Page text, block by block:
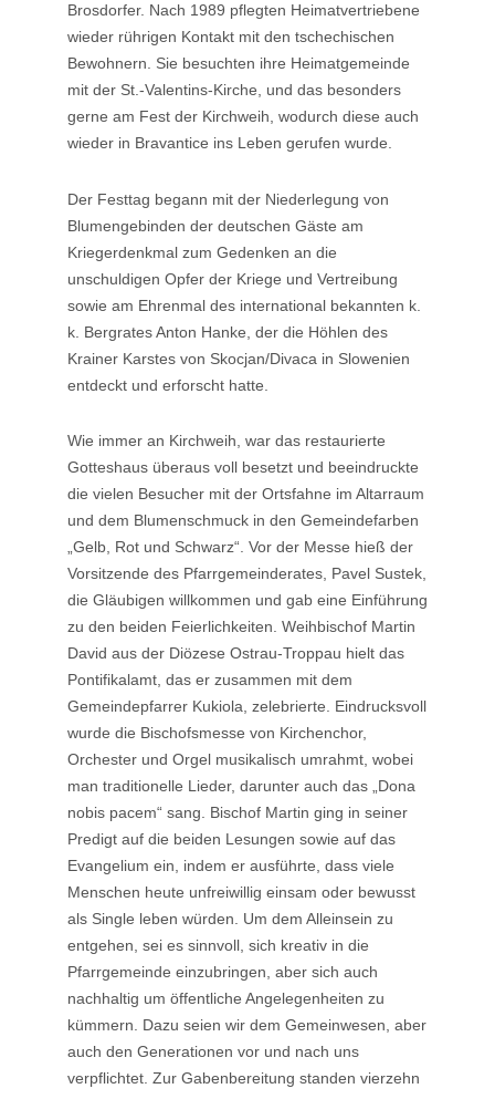
Brosdorfer. Nach 1989 pflegten Heimatvertriebene
wieder rührigen Kontakt mit den tschechischen
Bewohnern. Sie besuchten ihre Heimatgemeinde
mit der St.-Valentins-Kirche, und das besonders
gerne am Fest der Kirchweih, wodurch diese auch
wieder in Bravantice ins Leben gerufen wurde.
Der Festtag begann mit der Niederlegung von
Blumengebinden der deutschen Gäste am
Kriegerdenkmal zum Gedenken an die
unschuldigen Opfer der Kriege und Vertreibung
sowie am Ehrenmal des international bekannten k.
k. Bergrates Anton Hanke, der die Höhlen des
Krainer Karstes von Skocjan/Divaca in Slowenien
entdeckt und erforscht hatte.
Wie immer an Kirchweih, war das restaurierte
Gotteshaus überaus voll besetzt und beeindruckte
die vielen Besucher mit der Ortsfahne im Altarraum
und dem Blumenschmuck in den Gemeindefarben
„Gelb, Rot und Schwarz“. Vor der Messe hieß der
Vorsitzende des Pfarrgemeinderates, Pavel Sustek,
die Gläubigen willkommen und gab eine Einführung
zu den beiden Feierlichkeiten. Weihbischof Martin
David aus der Diözese Ostrau-Troppau hielt das
Pontifikalamt, das er zusammen mit dem
Gemeindepfarrer Kukiola, zelebrierte. Eindrucksvoll
wurde die Bischofsmesse von Kirchenchor,
Orchester und Orgel musikalisch umrahmt, wobei
man traditionelle Lieder, darunter auch das „Dona
nobis pacem“ sang. Bischof Martin ging in seiner
Predigt auf die beiden Lesungen sowie auf das
Evangelium ein, indem er ausführte, dass viele
Menschen heute unfreiwillig einsam oder bewusst
als Single leben würden. Um dem Alleinsein zu
entgehen, sei es sinnvoll, sich kreativ in die
Pfarrgemeinde einzubringen, aber sich auch
nachhaltig um öffentliche Angelegenheiten zu
kümmern. Dazu seien wir dem Gemeinwesen, aber
auch den Generationen vor und nach uns
verpflichtet. Zur Gabenbereitung standen vierzehn